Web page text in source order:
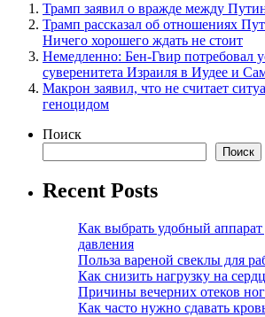
Трамп заявил о вражде между
Трамп рассказал об отношениях
Ничего хорошего ждать не стоит
Немедленно: Бен-Гвир потребовал
суверенитета Израиля в Иудее и
Макрон заявил, что не считает
геноцидом
Поиск
Поиск
Recent Posts
Как выбрать удобный
давления
Польза вареной свеклы для
Как снизить нагрузку на
Причины вечерних отеков
Как часто нужно сдавать